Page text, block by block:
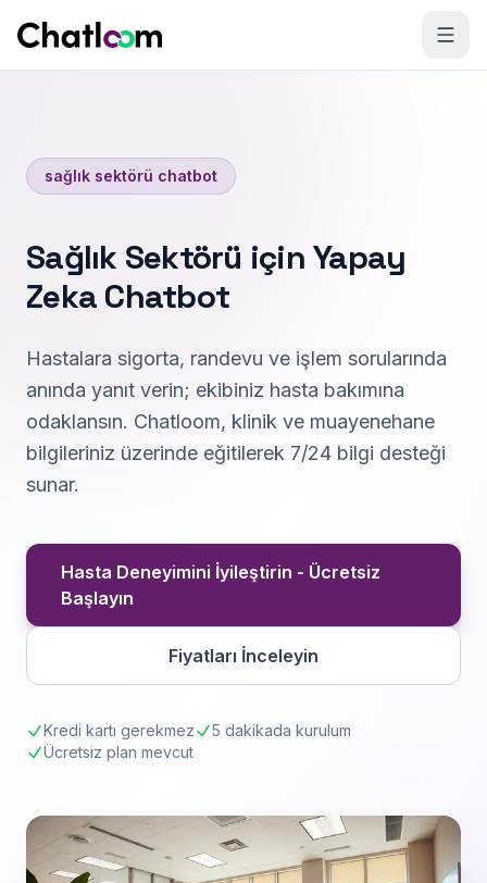
sağlık sektörü chatbot
Sağlık Sektörü için Yapay
Zeka Chatbot
Hastalara sigorta, randevu ve işlem sorularında
anında yanıt verin; ekibiniz hasta bakımına
odaklansın. Chatloom, klinik ve muayenehane
bilgileriniz üzerinde eğitilerek 7/24 bilgi desteği
sunar.
Hasta Deneyimini İyileştirin - Ücretsiz
Başlayın
Fiyatları İnceleyin
Kredi kartı gerekmez
5 dakikada kurulum
Ücretsiz plan mevcut